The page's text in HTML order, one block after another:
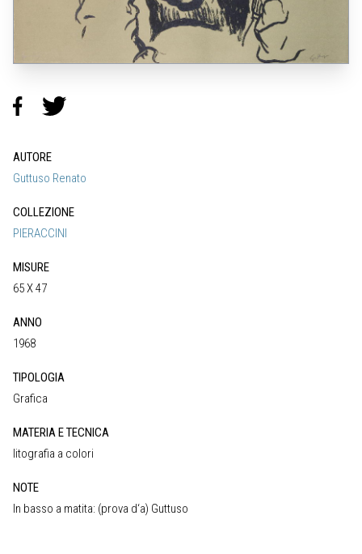
AUTORE
Guttuso Renato
COLLEZIONE
PIERACCINI
MISURE
65 X 47
ANNO
1968
TIPOLOGIA
Grafica
MATERIA E TECNICA
litografia a colori
NOTE
In basso a matita: (prova d‘a) Guttuso